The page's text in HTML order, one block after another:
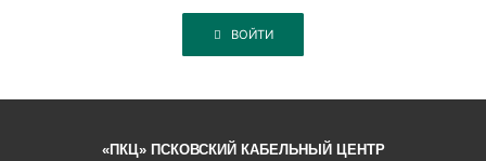
ВОЙТИ
«ПКЦ» ПСКОВСКИЙ КАБЕЛЬНЫЙ ЦЕНТР